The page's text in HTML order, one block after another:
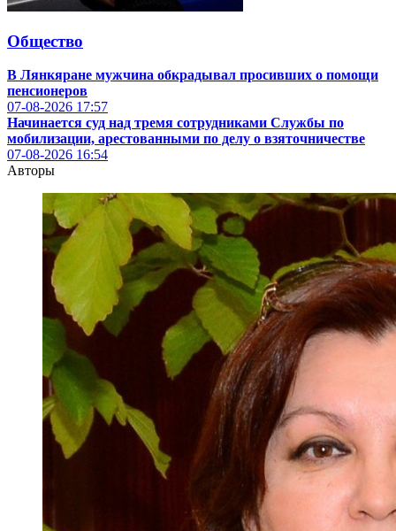
Общество
В Лянкяране мужчина обкрадывал просивших о помощи
пенсионеров
07-08-2026 17:57
Начинается суд над тремя сотрудниками Службы по
мобилизации, арестованными по делу о взяточничестве
07-08-2026 16:54
Авторы